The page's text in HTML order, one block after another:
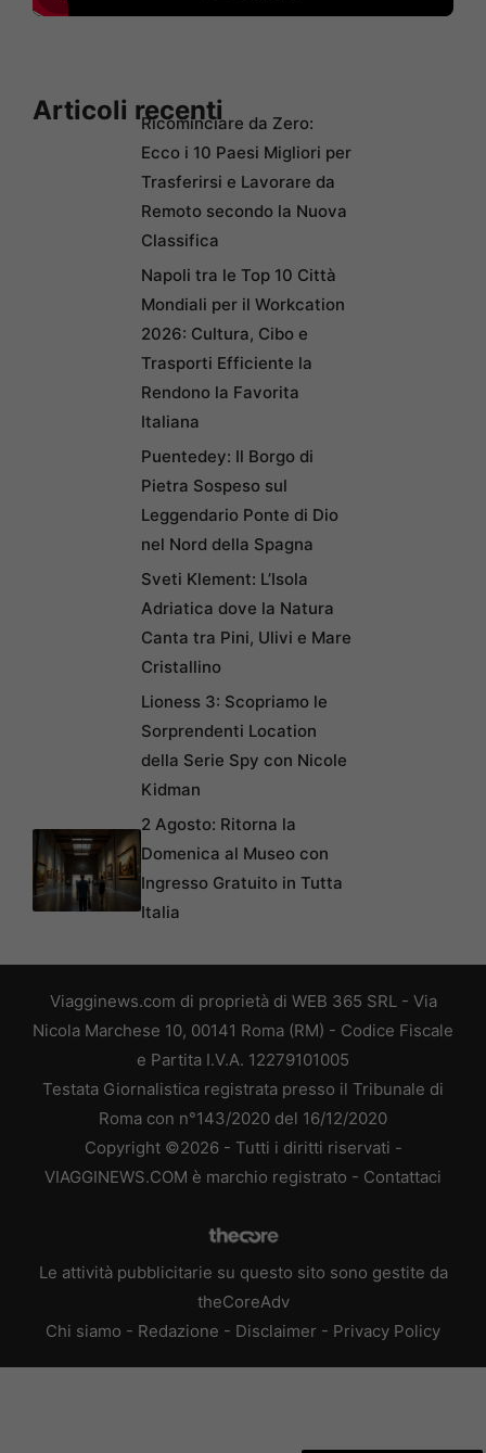
Articoli recentiRicominciare da Zero:
Ecco i 10 Paesi Migliori per
Trasferirsi e Lavorare da
Remoto secondo la Nuova
Classifica
Napoli tra le Top 10 Città
Mondiali per il Workcation
2026: Cultura, Cibo e
Trasporti Efficiente la
Rendono la Favorita
Italiana
Puentedey: Il Borgo di
Pietra Sospeso sul
Leggendario Ponte di Dio
nel Nord della Spagna
Sveti Klement: L’Isola
Adriatica dove la Natura
Canta tra Pini, Ulivi e Mare
Cristallino
Lioness 3: Scopriamo le
Sorprendenti Location
della Serie Spy con Nicole
Kidman
2 Agosto: Ritorna la
Domenica al Museo con
Ingresso Gratuito in Tutta
Italia
Viagginews.com di proprietà di WEB 365 SRL - Via
Nicola Marchese 10, 00141 Roma (RM) - Codice Fiscale
e Partita I.V.A. 12279101005
Testata Giornalistica registrata presso il Tribunale di
Roma con n°143/2020 del 16/12/2020
Copyright ©2026 - Tutti i diritti riservati -
VIAGGINEWS.COM è marchio registrato - Contattaci
Le attività pubblicitarie su questo sito sono gestite da
theCoreAdv
Chi siamo - Redazione - Disclaimer - Privacy Policy